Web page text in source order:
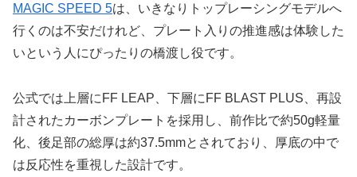
MAGIC SPEED 5は、いきなりトップレーシングモデルへ
行くのは不安だけれど、プレート入りの推進感は体験した
いという人にぴったりの橋渡し役です。
公式では上層にFF LEAP、下層にFF BLAST PLUS、再設
計されたカーボンプレートを採用し、前作比で約50g軽量
化、後足部の総厚は約37.5mmとされており、厚底の中で
は反応性を重視した設計です。